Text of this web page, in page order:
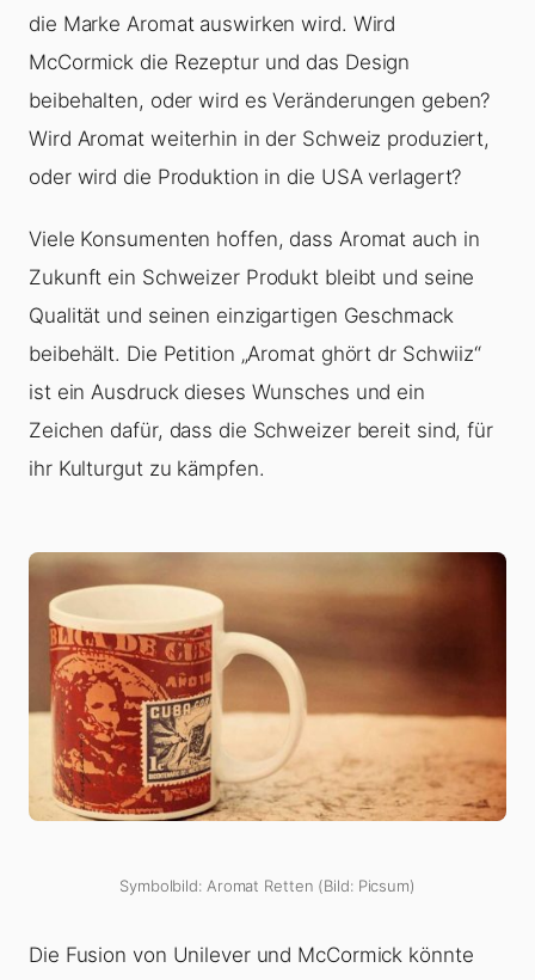
die Marke Aromat auswirken wird. Wird
McCormick die Rezeptur und das Design
beibehalten, oder wird es Veränderungen geben?
Wird Aromat weiterhin in der Schweiz produziert,
oder wird die Produktion in die USA verlagert?
Viele Konsumenten hoffen, dass Aromat auch in
Zukunft ein Schweizer Produkt bleibt und seine
Qualität und seinen einzigartigen Geschmack
beibehält. Die Petition „Aromat ghört dr Schwiiz“
ist ein Ausdruck dieses Wunsches und ein
Zeichen dafür, dass die Schweizer bereit sind, für
ihr Kulturgut zu kämpfen.
Symbolbild: Aromat Retten (Bild: Picsum)
Die Fusion von Unilever und McCormick könnte